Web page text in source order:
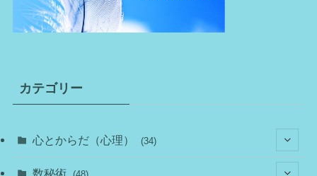
カテゴリー
心とからだ（心理） (34)
数秘術